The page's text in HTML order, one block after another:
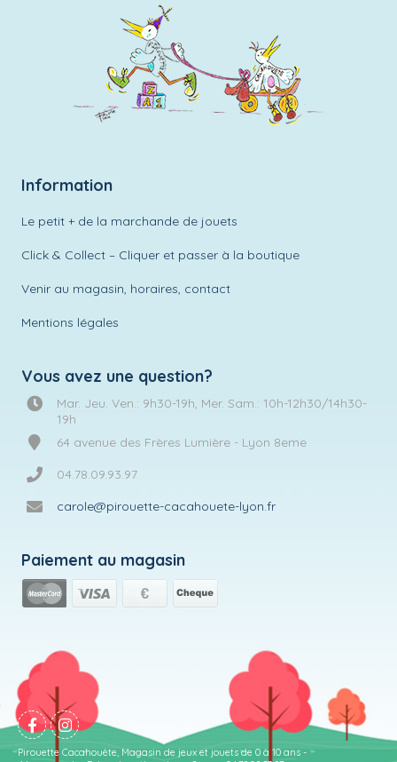
Information
Le petit + de la marchande de jouets
Click & Collect – Cliquer et passer à la boutique
Venir au magasin, horaires, contact
Mentions légales
Vous avez une question?
Mar. Jeu. Ven.: 9h30-19h, Mer. Sam.: 10h-12h30/14h30-
19h
64 avenue des Frères Lumière - Lyon 8eme
04.78.09.93.97
carole@pirouette-cacahouete-lyon.fr
Paiement au magasin
Pirouette Cacahouète, Magasin de jeux et jouets de 0 à 10 ans -